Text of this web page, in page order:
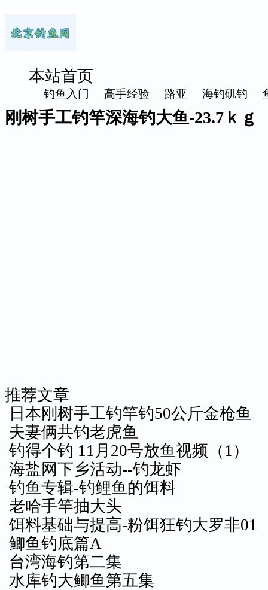
本站首页
钓鱼入门 高手经验 路亚 海钓矶钓
刚树手工钓竿深海钓大鱼-23.7ｋｇ
推荐文章
日本刚树手工钓竿钓50公斤金枪鱼
夫妻俩共钓老虎鱼
钓得个钓 11月20号放鱼视频（1）
海盐网下乡活动--钓龙虾
钓鱼专辑-钓鲤鱼的饵料
老哈手竿抽大头
饵料基础与提高-粉饵狂钓大罗非01
鲫鱼钓底篇A
台湾海钓第二集
水库钓大鲫鱼第五集